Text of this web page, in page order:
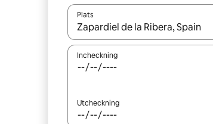
Plats
När resultaten är tillgängliga kan
Incheckning
Utcheckning